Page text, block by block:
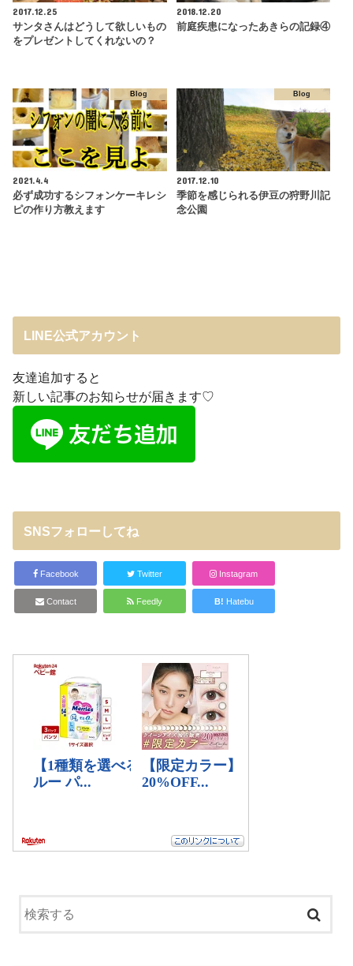
2017.12.25
サンタさんはどうして欲しいもの
をプレゼントしてくれないの？
2018.12.20
前庭疾患になったあきらの記録④
Blog
2021.4.4
必ず成功するシフォンケーキレシ
ピの作り方教えます
Blog
2017.12.10
季節を感じられる伊豆の狩野川記
念公園
LINE公式アカウント
友達追加すると
新しい記事のお知らせが届きます♡
SNSフォローしてね
Facebook Twitter Instagram
Contact Feedly B! Hatebu